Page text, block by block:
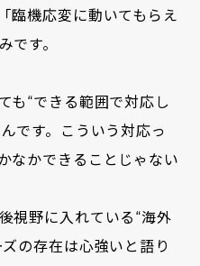
臨機応変に動いてもらえ
です。
も“できる範囲で対応し
です。こういう対応っ
なかできることじゃない
視野に入れている“海外
の存在は心強いと語り